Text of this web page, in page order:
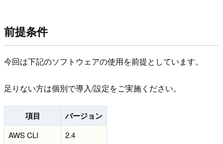
前提条件
今回は下記のソフトウェアの使用を前提としています。
足りない方は個別で導入/設定をご実施ください。
項目 バージョン
AWS CLI
2.4